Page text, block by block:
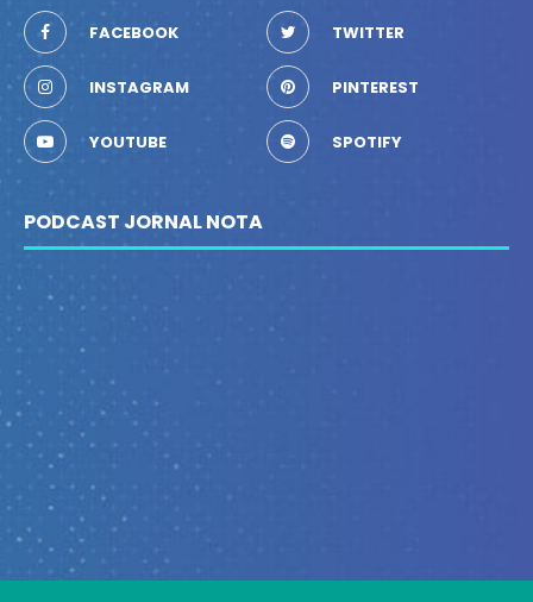
FACEBOOK TWITTER
INSTAGRAM PINTEREST
YOUTUBE SPOTIFY
PODCAST JORNAL NOTA